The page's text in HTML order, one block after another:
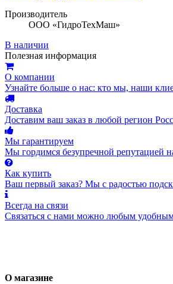
Производитель
ООО «ГидроТехМаш»
В наличии
Полезная информация
О компании
Узнайте больше о нас: кто мы, наши
Доставка
Доставим ваш заказ в любой регион
Мы гарантируем
Мы гордимся безупречной репутацией
Как купить
Ваш первый заказ? Мы с радостью
Всегда на связи
Связаться с нами можно любым
О магазине